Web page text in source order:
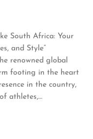
South Africa: Your
and Style”
renowned global
footing in the heart
in the country,
athletes,…